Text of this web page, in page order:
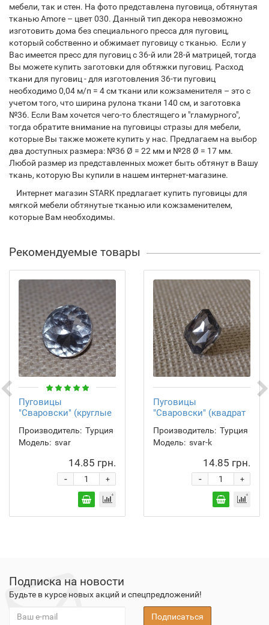
мебели, так и стен. На фото представлена пуговица, обтянутая
тканью Amore – цвет 030. Данный тип декора невозможно
изготовить дома без специального пресса для пуговиц,
который собственно и обжимает пуговицу с тканью. Если у
Вас имеется пресс для пуговиц с 36-й или 28-й матрицей, тогда
Вы можете купить заготовки для обтяжки пуговиц. Расход
ткани для пуговиц - для изготовления 36-ти пуговиц
необходимо 0,04 м/п = 4 см ткани или кожзаменителя – это с
учетом того, что ширина рулона ткани 140 см, и заготовка
№36. Если Вам хочется чего-то блестящего и "гламурного",
тогда обратите внимание на пуговицы стразы для мебели,
которые Вы также можете купить у нас. Предлагаем на выбор
два доступных размера: №36 Ø = 22 мм и №28 Ø = 17 мм.
Любой размер из представленных может быть обтянут в Вашу
ткань, которую Вы купили в нашем интернет-магазине.
Интернет магазин STARK предлагает купить пуговицы для
мягкой мебели обтянутые тканью или кожзаменителем,
которые Вам необходимы.
Рекомендуемые товары
Пуговицы
"Сваровски" (круглые
Производитель: Турция
Модель: svar
14.85 грн.
+
-
Пуговицы
"Сваровски" (квадрат
Производитель: Турция
Модель: svar-k
14.85 грн.
+
-
Подписка на новости
Будьте в курсе новых акций и спецпредложений!
Подписаться